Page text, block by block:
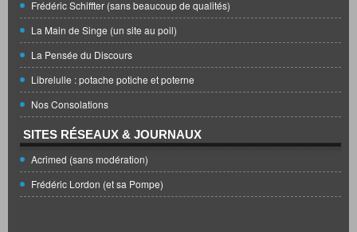
Frédéric Schiffter (sans beaucoup de qualités)
La Main de Singe (un site au poil)
La Pensée du Discours
Librelulle : potache potiche et poterne
Nos Consolations
SITES RÉSEAUX & JOURNAUX
Acrimed (sans modération)
Frédéric Lordon (et sa Pompe)